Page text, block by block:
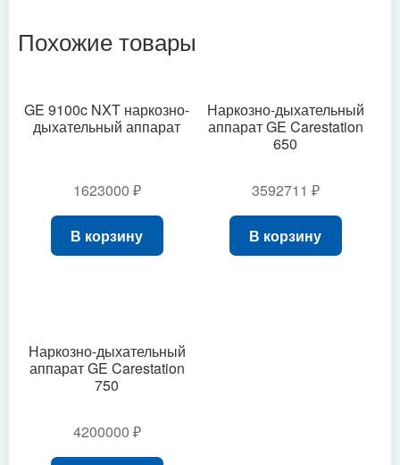
Похожие товары
GE 9100c NXT наркозно-
дыхательный аппарат
1623000 ₽
В корзину
Наркозно-дыхательный
аппарат GE Carestation
650
3592711 ₽
В корзину
Наркозно-дыхательный
аппарат GE Carestation
750
4200000 ₽